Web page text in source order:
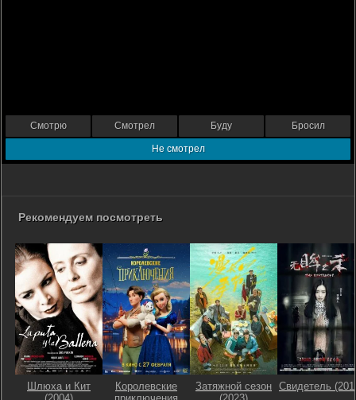
Смотрю Смотрел Буду Бросил
Не смотрел
Рекомендуем посмотреть
Шлюха и Кит
Королевские
Затяжной сезон Свидетель